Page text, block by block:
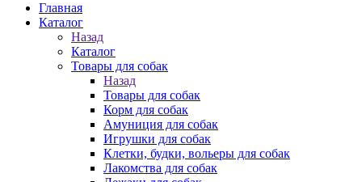
Главная
Каталог
Назад
Каталог
Товары для собак
Назад
Товары для собак
Корм для собак
Амуниция для собак
Игрушки для собак
Клетки, будки, вольеры для собак
Лакомства для собак